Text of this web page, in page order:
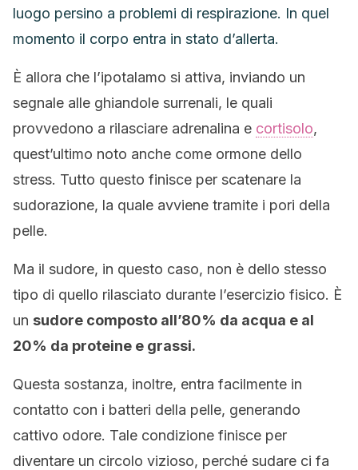
luogo persino a problemi di respirazione. In quel
momento il corpo entra in stato d’allerta.
È allora che l’ipotalamo si attiva, inviando un
segnale alle ghiandole surrenali, le quali
provvedono a rilasciare adrenalina e cortisolo,
quest’ultimo noto anche come ormone dello
stress. Tutto questo finisce per scatenare la
sudorazione, la quale avviene tramite i pori della
pelle.
Ma il sudore, in questo caso, non è dello stesso
tipo di quello rilasciato durante l’esercizio fisico. È
un sudore composto all’80% da acqua e al
20% da proteine ​​e grassi.
Questa sostanza, inoltre, entra facilmente in
contatto con i batteri della pelle, generando
cattivo odore. Tale condizione finisce per
diventare un circolo vizioso, perché sudare ci fa